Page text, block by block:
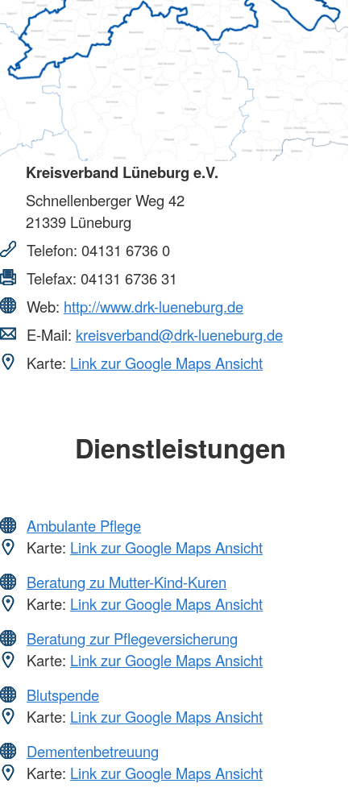
Kreisverband Lüneburg e.V.
Schnellenberger Weg 42
21339 Lüneburg
Telefon: 04131 6736 0
Telefax: 04131 6736 31
Web: http://www.drk-lueneburg.de
E-Mail: kreisverband@drk-lueneburg.de
Karte: Link zur Google Maps Ansicht
Dienstleistungen
Ambulante Pflege
Karte: Link zur Google Maps Ansicht
Beratung zu Mutter-Kind-Kuren
Karte: Link zur Google Maps Ansicht
Beratung zur Pflegeversicherung
Karte: Link zur Google Maps Ansicht
Blutspende
Karte: Link zur Google Maps Ansicht
Dementenbetreuung
Karte: Link zur Google Maps Ansicht